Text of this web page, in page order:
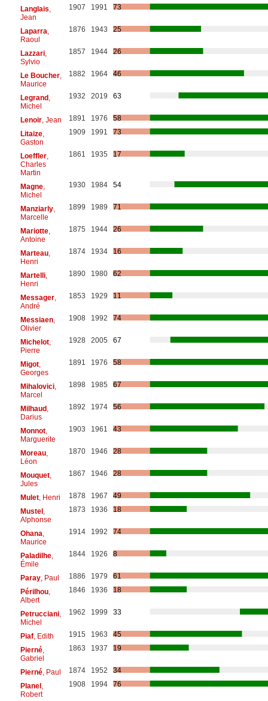
Langlais
Jean
1907 1991 73
Laparra
Raoul
1876 1943 25
Lazzari,
Sylvio
1857 1944 26
Le Boucher,
Maurice
1882 1964 46
Legrand,
Michel
1932 2019 63
Lenoir, Jean 1891 1976
58
Litaize,
Gaston
1909 1991 73
Loeffler,
Charles
Martin
1861 1935 17
Magne,
Michel
1930 1984 54
Manziarly,
Marcelle
1899 1989 71
Mariotte,
Antoine
1875 1944 26
Marteau,
Henri
1874 1934 16
Martelli,
Henri
1890 1980 62
Messager,
André
1853 1929 11
Messiaen,
Olivier
1908 1992 74
Michelot,
Pierre
1928 2005 67
Migot,
Georges
1891 1976 58
Mihalovici,
Marcel
1898 1985 67
Milhaud,
Darius
1892 1974 56
Monnot,
Marguerite
1903 1961 43
Moreau,
Léon
1870 1946 28
Mouquet,
Jules
1867 1946 28
Mulet, Henri 1878 1967
49
Mustel,
Alphonse
1873 1936 18
Ohana
Maurice
1914 1992 74
Paladilhe,
Émile
1844 1926 8
Paray, Paul 1886 1979
61
Périlhou,
Albert
1846 1936 18
Petrucciani,
Michel
1962 1999 33
Piaf, Edith 1915 1963
45
Pierné,
Gabriel
1863 1937 19
Pierné, Paul 1874 1952
34
Planel,
Robert
1908 1994 76